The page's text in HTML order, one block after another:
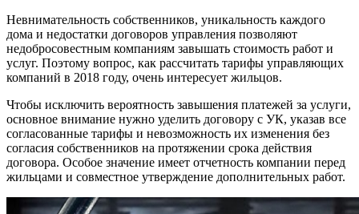
Невнимательность собственников, уникальность каждого
дома и недостатки договоров управления позволяют
недобросовестным компаниям завышать стоимость работ и
услуг. Поэтому вопрос, как рассчитать тарифы управляющих
компаний в 2018 году, очень интересует жильцов.
Чтобы исключить вероятность завышения платежей за услуги,
основное внимание нужно уделить договору с УК, указав все
согласованные тарифы и невозможность их изменения без
согласия собственников на протяжении срока действия
договора. Особое значение имеет отчетность компании перед
жильцами и совместное утверждение дополнительных работ.